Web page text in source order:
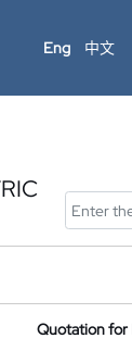
Eng 中文
Quotation for